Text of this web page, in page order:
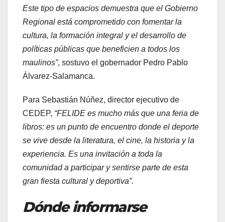
Este tipo de espacios demuestra que el Gobierno
Regional está comprometido con fomentar la
cultura, la formación integral y el desarrollo de
políticas públicas que beneficien a todos los
maulinos”, sostuvo el gobernador Pedro Pablo
Álvarez-Salamanca.
Para Sebastián Núñez, director ejecutivo de
CEDEP, “FELIDE es mucho más que una feria de
libros: es un punto de encuentro donde el deporte
se vive desde la literatura, el cine, la historia y la
experiencia. Es una invitación a toda la
comunidad a participar y sentirse parte de esta
gran fiesta cultural y deportiva”.
Dónde informarse